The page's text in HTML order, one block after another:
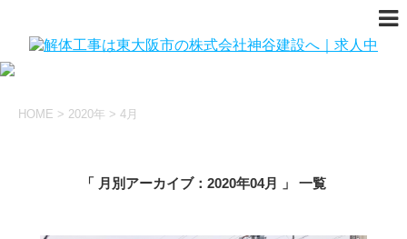
HOME > 2020年 > 4月
「 月別アーカイブ：2020年04月 」 一覧